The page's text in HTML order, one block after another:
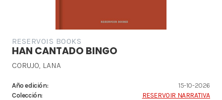
RESERVOIS BOOKS
HAN CANTADO BINGO
CORUJO, LANA
Año edición:
15-10-2026
Colección:
RESERVOIR NARRATIVA